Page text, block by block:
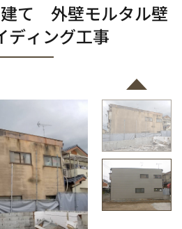
て 外壁モルタル壁
ディング工事